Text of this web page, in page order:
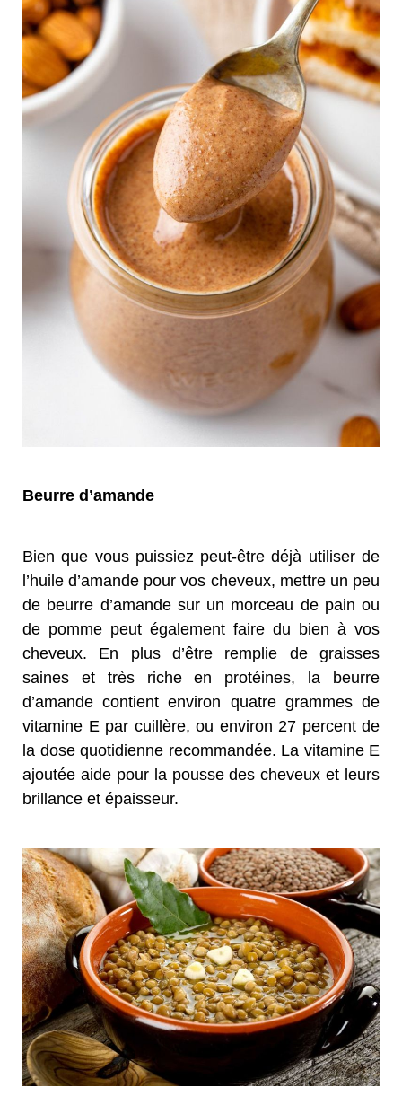
Beurre d’amande
Bien que vous puissiez peut-être déjà utiliser de
l’huile d’amande pour vos cheveux, mettre un peu
de beurre d’amande sur un morceau de pain ou
de pomme peut également faire du bien à vos
cheveux. En plus d’être remplie de graisses
saines et très riche en protéines, la beurre
d’amande contient environ quatre grammes de
vitamine E par cuillère, ou environ 27 percent de
la dose quotidienne recommandée. La vitamine E
ajoutée aide pour la pousse des cheveux et leurs
brillance et épaisseur.